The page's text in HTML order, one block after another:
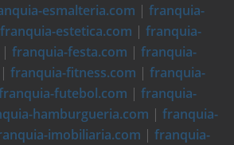
esmalteria.com | franquia-
franquia-estetica.com | franquia-
| franquia-festa.com | franquia-
| franquia-fitness.com | franquia-
futebol.com | franquia-
hamburgueria.com | franquia-
imobiliaria.com | franquia-